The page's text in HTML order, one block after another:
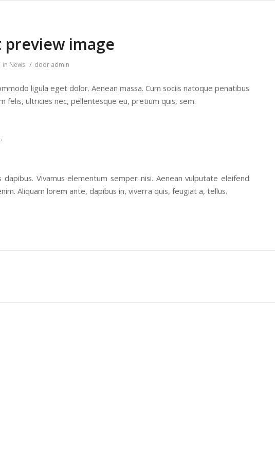
image
in News / door admin
ligula eget dolor. Aenean massa. Cum sociis natoque penatibus
felis, ultricies nec, pellentesque eu, pretium quis, sem.
Vivamus elementum semper nisi. Aenean vulputate eleifend
Aliquam lorem ante, dapibus in, viverra quis, feugiat a, tellus.